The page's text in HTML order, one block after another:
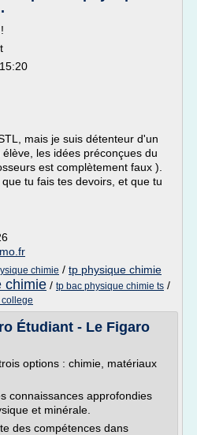
mais je suis détenteur d'un
les idées préconçues du
est complètement faux ).
tu fais tes devoirs, et que tu
chimie / tp physique chimie
chimie / tp bac physique chimie ts /
Étudiant - Le Figaro
options : chimie, matériaux
connaissances approfondies
et minérale.
des compétences dans